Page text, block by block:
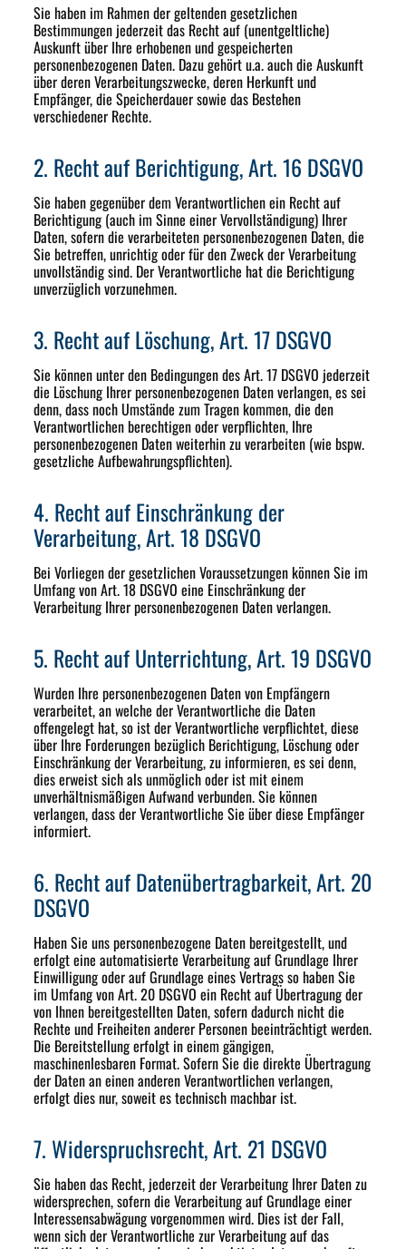
Sie haben im Rahmen der geltenden gesetzlichen
Bestimmungen jederzeit das Recht auf (unentgeltliche)
Auskunft über Ihre erhobenen und gespeicherten
personenbezogenen Daten. Dazu gehört u.a. auch die Auskunft
über deren Verarbeitungszwecke, deren Herkunft und
Empfänger, die Speicherdauer sowie das Bestehen
verschiedener Rechte.
2. Recht auf Berichtigung, Art. 16 DSGVO
Sie haben gegenüber dem Verantwortlichen ein Recht auf
Berichtigung (auch im Sinne einer Vervollständigung) Ihrer
Daten, sofern die verarbeiteten personenbezogenen Daten, die
Sie betreffen, unrichtig oder für den Zweck der Verarbeitung
unvollständig sind. Der Verantwortliche hat die Berichtigung
unverzüglich vorzunehmen.
3. Recht auf Löschung, Art. 17 DSGVO
Sie können unter den Bedingungen des Art. 17 DSGVO jederzeit
die Löschung Ihrer personenbezogenen Daten verlangen, es sei
denn, dass noch Umstände zum Tragen kommen, die den
Verantwortlichen berechtigen oder verpflichten, Ihre
personenbezogenen Daten weiterhin zu verarbeiten (wie bspw.
gesetzliche Aufbewahrungspflichten).
4. Recht auf Einschränkung der
Verarbeitung, Art. 18 DSGVO
Bei Vorliegen der gesetzlichen Voraussetzungen können Sie im
Umfang von Art. 18 DSGVO eine Einschränkung der
Verarbeitung Ihrer personenbezogenen Daten verlangen.
5. Recht auf Unterrichtung, Art. 19 DSGVO
Wurden Ihre personenbezogenen Daten von Empfängern
verarbeitet, an welche der Verantwortliche die Daten
offengelegt hat, so ist der Verantwortliche verpflichtet, diese
über Ihre Forderungen bezüglich Berichtigung, Löschung oder
Einschränkung der Verarbeitung, zu informieren, es sei denn,
dies erweist sich als unmöglich oder ist mit einem
unverhältnismäßigen Aufwand verbunden. Sie können
verlangen, dass der Verantwortliche Sie über diese Empfänger
informiert.
6. Recht auf Datenübertragbarkeit, Art. 20
DSGVO
Haben Sie uns personenbezogene Daten bereitgestellt, und
erfolgt eine automatisierte Verarbeitung auf Grundlage Ihrer
Einwilligung oder auf Grundlage eines Vertrags so haben Sie
im Umfang von Art. 20 DSGVO ein Recht auf Übertragung der
von Ihnen bereitgestellten Daten, sofern dadurch nicht die
Rechte und Freiheiten anderer Personen beeinträchtigt werden.
Die Bereitstellung erfolgt in einem gängigen,
maschinenlesbaren Format. Sofern Sie die direkte Übertragung
der Daten an einen anderen Verantwortlichen verlangen,
erfolgt dies nur, soweit es technisch machbar ist.
7. Widerspruchsrecht, Art. 21 DSGVO
Sie haben das Recht, jederzeit der Verarbeitung Ihrer Daten zu
widersprechen, sofern die Verarbeitung auf Grundlage einer
Interessensabwägung vorgenommen wird. Dies ist der Fall,
wenn sich der Verantwortliche zur Verarbeitung auf das